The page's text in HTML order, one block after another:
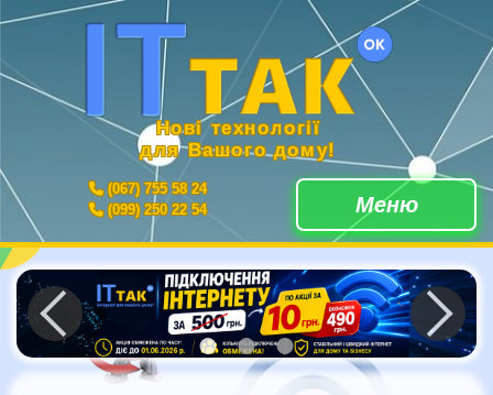
Нові технології
для Вашого дому!
(067) 755 58 24
(099) 250 22 54
Меню